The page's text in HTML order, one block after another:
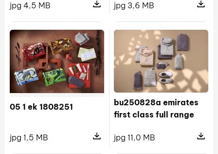
jpg 4,5 MB
Pokaż szczegóły pliku 20221026
jpg 3,6 MB
05 1 ek 1808251
jpg 1,5 MB
Pokaż szczegóły pliku 05 1 ek
bu250828a emirates
first class full range
jpg 11,0 MB